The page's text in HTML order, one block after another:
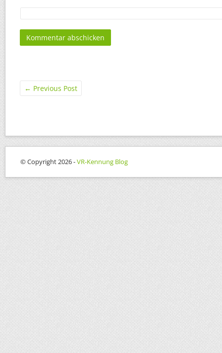
← Previous Post
© Copyright 2026 -VR-Kennung Blog